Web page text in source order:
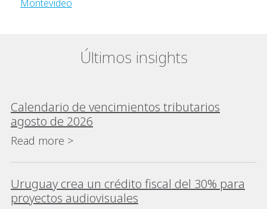
Montevideo
Últimos insights
Calendario de vencimientos tributarios
agosto de 2026
Read more >
Uruguay crea un crédito fiscal del 30% para
proyectos audiovisuales